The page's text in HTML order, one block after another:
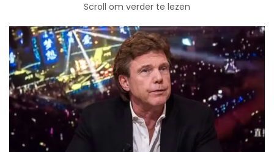
Scroll om verder te lezen